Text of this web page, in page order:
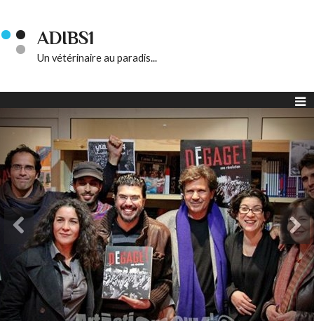
ADIBS1
Un vétérinaire au paradis...